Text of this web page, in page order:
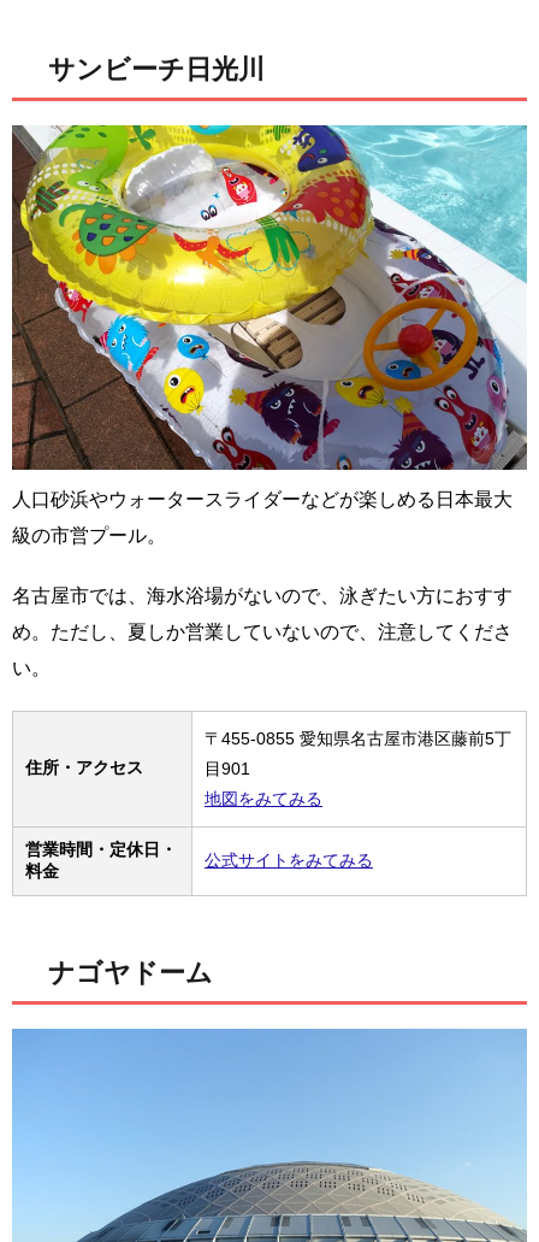
サンビーチ日光川
人口砂浜やウォータースライダーなどが楽しめる日本最大
級の市営プール。
名古屋市では、海水浴場がないので、泳ぎたい方におすす
め。ただし、夏しか営業していないので、注意してくださ
い。
住所・アクセス
〒455-0855 愛知県名古屋市港区藤前5丁
目901
地図をみてみる
営業時間・定休日・
料金
公式サイトをみてみる
ナゴヤドーム